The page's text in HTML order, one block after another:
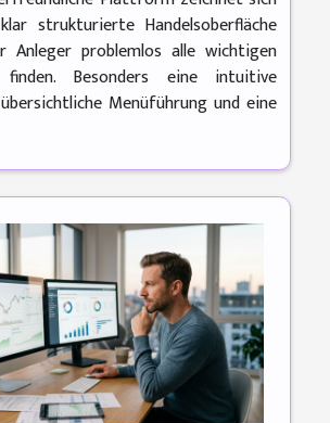
strukturierte Handelsoberfläche
Anleger problemlos alle wichtigen
finden. Besonders eine intuitive
Menüführung und eine